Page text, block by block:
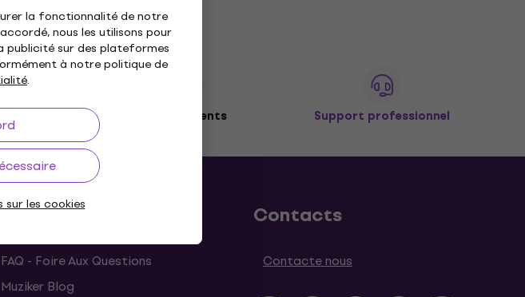
la fonctionnalité de notre
nous les utilisons pour
publicité sur des plateformes
à notre politique de
.
les cookies
3M+ de clients Support professionnel
Utile
FAQ - Foire Aux Questions
Muziker Blog
Contacts
Contacte nous